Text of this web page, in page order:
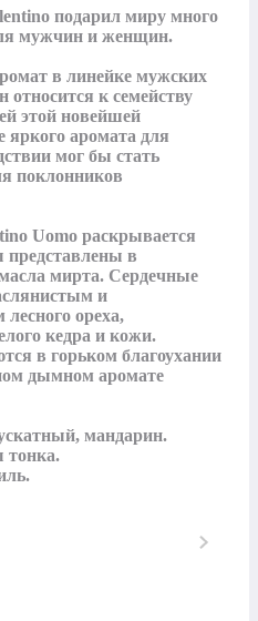
подарил миру много
мужчин и женщин.
в линейке мужских
к семейству
этой новейшей
яркого аромата для
мог бы стать
поклонников
Uomo раскрывается
представлены в
мирта. Сердечные
и
ореха,
кедра и кожи.
в горьком благоухании
дымном аромате
мандарин.
тонка.